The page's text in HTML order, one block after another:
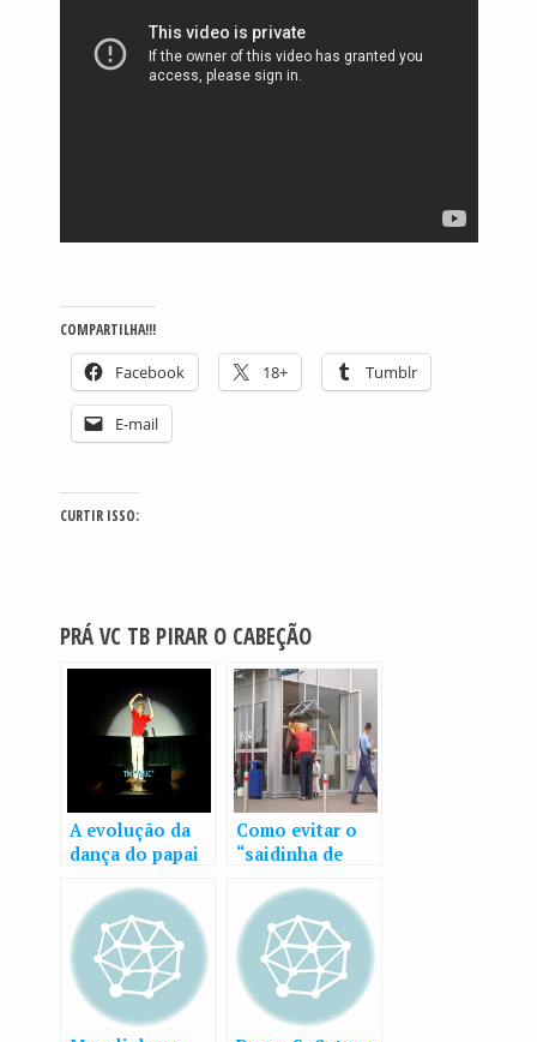
COMPARTILHA!!!
Facebook 18+ Tumblr
E-mail
CURTIR ISSO:
PRÁ VC TB PIRAR O CABEÇÃO
A evolução da
dança do papai
Como evitar o
“saidinha de